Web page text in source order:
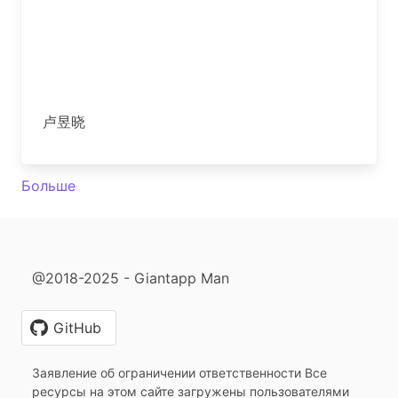
卢昱晓
Больше
@2018-2025 - Giantapp Man
GitHub
Заявление об ограничении ответственности Все
ресурсы на этом сайте загружены пользователями